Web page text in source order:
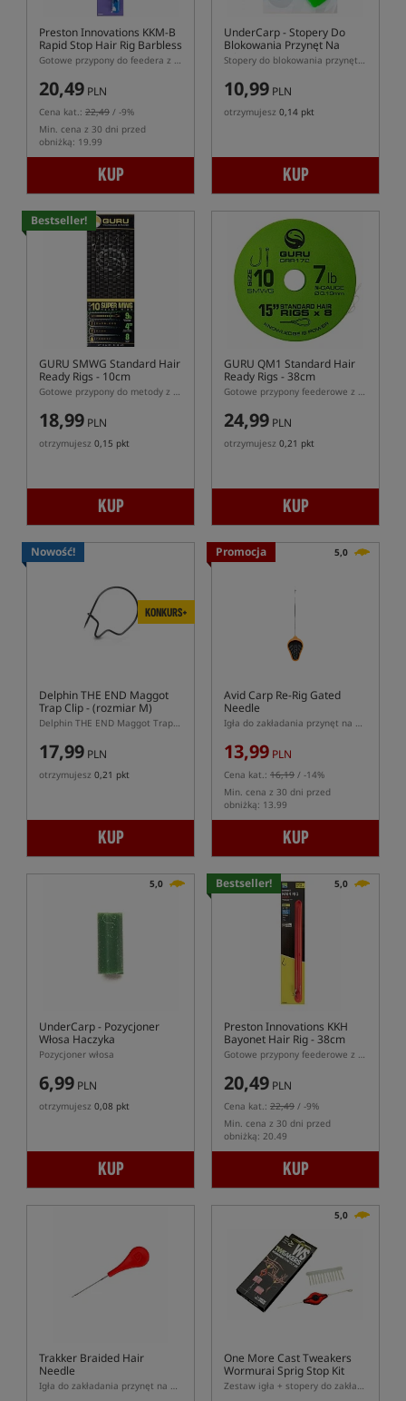
Preston Innovations KKM-B
Rapid Stop Hair Rig Barbless
- 38cm
Gotowe przypony do feedera z włosem - stoper Rapid Stop, hak bezzadziorowy
20,49 PLN
Cena kat.: 22,49 / -9%
Min. cena z 30 dni przed
obniżką: 19.99
KUP
UnderCarp- Stopery Do
Blokowania Przynęt Na
Włosie
Stopery do blokowania przynęty założonej na włos
10,99 PLN
otrzymujesz 0,14 pkt
KUP
Bestseller!
GURU SMWG Standard Hair
Ready Rigs - 10cm
Gotowe przypony do metody z włosem -klasyczny włos, hak bezzadziorowy
18,99 PLN
otrzymujesz 0,15 pkt
KUP
GURU QM1 Standard Hair
Ready Rigs - 38cm
Gotowe przypony feederowe z włosem -klasyczny włos, hak bezzadziorowy
24,99 PLN
otrzymujesz 0,21 pkt
KUP
Nowość!
KONKURS+
Delphin THE END Maggot
Trap Clip- (rozmiar M)
Delphin THE END Maggot Trap Clip M – klips do robaków na włos
17,99 PLN
otrzymujesz 0,21 pkt
KUP
Promocja 5,0
Avid Carp Re-Rig Gated
Needle
Igła do zakładania przynęt na włos z zapadką
13,99 PLN
Cena kat.: 16,19 / -14%
Min. cena z 30 dni przed
obniżką: 13.99
KUP
5,0
UnderCarp- Pozycjoner
Włosa Haczyka
Pozycjoner włosa
6,99 PLN
otrzymujesz 0,08 pkt
KUP
Bestseller! 5,0
Preston Innovations KKH
Bayonet Hair Rig - 38cm
Gotowe przypony feederowe z włosem - bagnet, hak z zadziorem
20,49 PLN
Cena kat.: 22,49 / -9%
Min. cena z 30 dni przed
obniżką: 20.49
KUP
Trakker Braided Hair
Needle
Igła do zakładania przynęt na miękki włos
5,0
One More Cast Tweakers
Wormurai Sprig Stop Kit
Zestaw igła + stopery do zakładania czerwonych robaków/mielonki na włos